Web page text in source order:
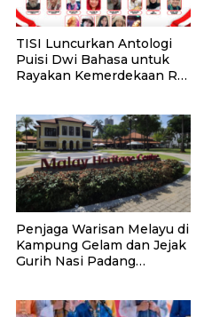
TISI Luncurkan Antologi
Puisi Dwi Bahasa untuk
Rayakan Kemerdekaan RI
Penjaga Warisan Melayu di
Kampung Gelam dan Jejak
Gurih Nasi Padang